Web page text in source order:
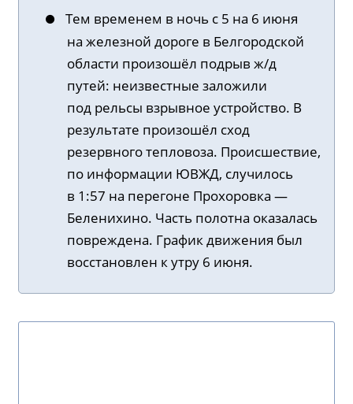
Тем временем в ночь с 5 на 6 июня
на железной дороге в Белгородской
области произошёл подрыв ж/д
путей: неизвестные заложили
под рельсы взрывное устройство. В
результате произошёл сход
резервного тепловоза. Происшествие,
по информации ЮВЖД, случилось
в 1:57 на перегоне Прохоровка —
Беленихино. Часть полотна оказалась
повреждена. График движения был
восстановлен к утру 6 июня.